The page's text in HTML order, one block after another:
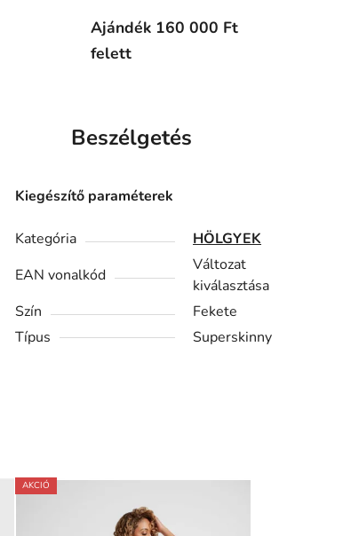
Ajándék 160 000 Ft
felett
Beszélgetés
Kiegészítő paraméterek
Kategória
HÖLGYEK
EAN vonalkód
Változat
kiválasztása
Szín
Fekete
Típus
Superskinny
AKCIÓ